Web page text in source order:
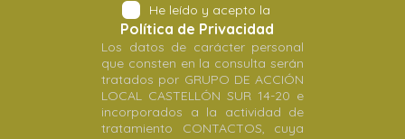
He leído y acepto la
Política de Privacidad
Los datos de carácter personal
que consten en la consulta serán
tratados por GRUPO DE ACCIÓN
LOCAL CASTELLÓN SUR 14-20 e
incorporados a la actividad de
tratamiento CONTACTOS, cuya